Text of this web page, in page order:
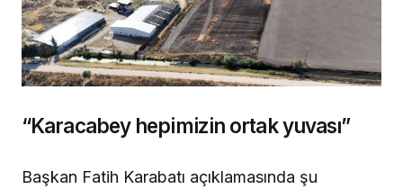
“Karacabey hepimizin ortak yuvası”
Başkan Fatih Karabatı açıklamasında şu